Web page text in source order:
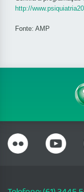
http://
Fonte: AMP